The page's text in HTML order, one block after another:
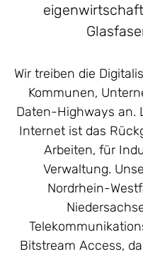
Wir treiben die
Kommunen,
Daten-Highways an.
Internet ist das
Arbeiten, für
Verwaltung.
Nordrhein-
Bitstream Access,